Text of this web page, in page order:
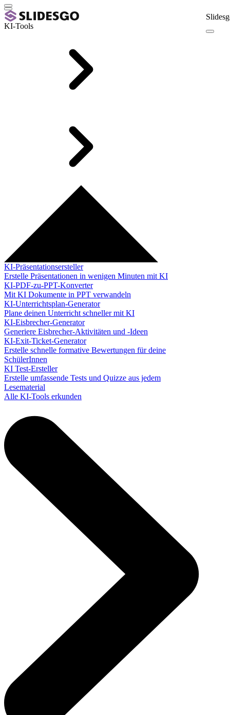
KI-Tools
KI-Präsentationsersteller
Erstelle Präsentationen in wenigen Minuten mit KI
KI-PDF-zu-PPT-Konverter
Mit KI Dokumente in PPT verwandeln
KI-Unterrichtsplan-Generator
Plane deinen Unterricht schneller mit KI
KI-Eisbrecher-Generator
Generiere Eisbrecher-Aktivitäten und -Ideen
KI-Exit-Ticket-Generator
Erstelle schnelle formative Bewertungen für deine
SchülerInnen
KI Test-Ersteller
Erstelle umfassende Tests und Quizze aus jedem
Lesematerial
Alle KI-Tools erkunden